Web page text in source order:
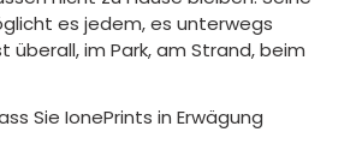
es jedem, es unterwegs
überall, im Park, am Strand, beim
Sie IonePrints in Erwägung